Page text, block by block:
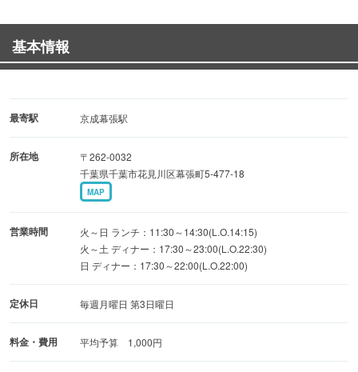
基本情報
最寄駅 京成幕張駅
所在地
〒262-0032
千葉県千葉市花見川区幕張町5-477-18
MAP
営業時間
火～日 ランチ：11:30～14:30(L.O.14:15)
火～土 ディナー：17:30～23:00(L.O.22:30)
日 ディナー：17:30～22:00(L.O.22:00)
定休日 毎週月曜日 第3日曜日
料金・費用 平均予算 1,000円